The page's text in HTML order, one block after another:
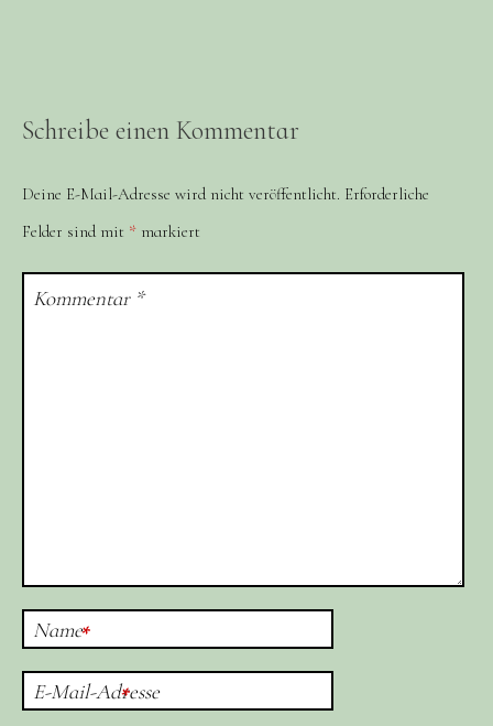
Schreibe einen Kommentar
Deine E-Mail-Adresse wird nicht veröffentlicht. Erforderliche
Felder sind mit * markiert
Kommentar *
Name*
E-Mail-Adresse
*